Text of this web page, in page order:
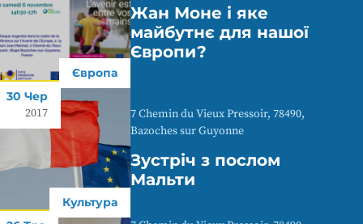
Європа
Жан Моне і яке
майбутнє для нашої
Європи?
30 Чер
2017
Культура
7 Chemin du Vieux Pressoir, 78490,
Bazoches sur Guyonne
Зустріч з послом
Мальти